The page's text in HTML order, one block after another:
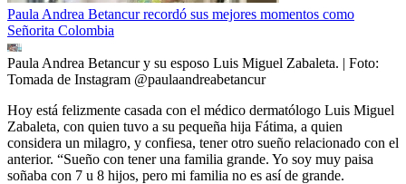
Paula Andrea Betancur recordó sus mejores momentos como
Señorita Colombia
Paula Andrea Betancur y su esposo Luis Miguel Zabaleta. | Foto:
Tomada de Instagram @paulaandreabetancur
Hoy está felizmente casada con el médico dermatólogo Luis Miguel
Zabaleta, con quien tuvo a su pequeña hija Fátima, a quien
considera un milagro, y confiesa, tener otro sueño relacionado con el
anterior. “Sueño con tener una familia grande. Yo soy muy paisa
soñaba con 7 u 8 hijos, pero mi familia no es así de grande.